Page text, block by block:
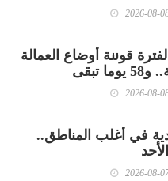
2026-08-
قوننة أوضاع العمالة
تبقى
2026-08-
في أغلب المناطق..
2026-08-